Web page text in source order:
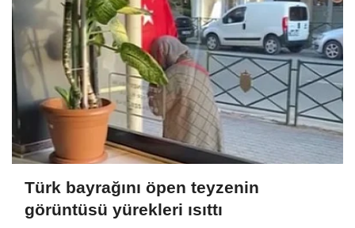
Türk bayrağını öpen teyzenin
görüntüsü yürekleri ısıttı